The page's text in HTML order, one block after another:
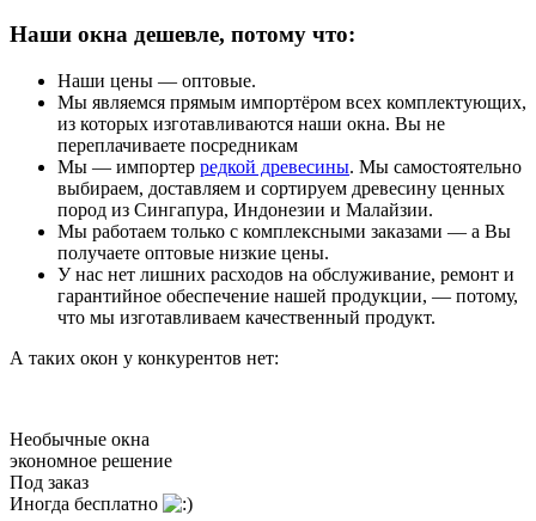
Наши окна дешевле, потому что:
Наши цены — оптовые.
Мы являемся прямым импортёром всех комплектующих,
из которых изготавливаются наши окна. Вы не
переплачиваете посредникам
Мы — импортер редкой древесины. Мы самостоятельно
выбираем, доставляем и сортируем древесину ценных
пород из Сингапура, Индонезии и Малайзии.
Мы работаем только с комплексными заказами — а Вы
получаете оптовые низкие цены.
У нас нет лишних расходов на обслуживание, ремонт и
гарантийное обеспечение нашей продукции, — потому,
что мы изготавливаем качественный продукт.
А таких окон у конкурентов нет:
Необычные окна
экономное решение
Под заказ
Иногда бесплатно